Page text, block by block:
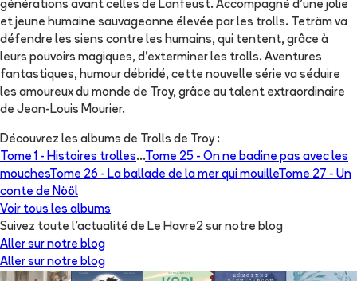
générations avant celles de Lanfeust. Accompagné d'une jolie
et jeune humaine sauvageonne élevée par les trolls. Teträm va
défendre les siens contre les humains, qui tentent, grâce à
leurs pouvoirs magiques, d'exterminer les trolls. Aventures
fantastiques, humour débridé, cette nouvelle série va séduire
les amoureux du monde de Troy, grâce au talent extraordinaire
de Jean-Louis Mourier.
Découvrez les albums de Trolls de Troy:
Tome 1 - Histoires trolles...Tome 25 - On ne badine pas avec les
mouchesTome 26 - La ballade de la mer qui mouilleTome 27 - Un
conte de Nööl
Voir tous les albums
Suivez toute l'actualité de Le Havre2 sur notre blog
Aller sur notre blog
Aller sur notre blog